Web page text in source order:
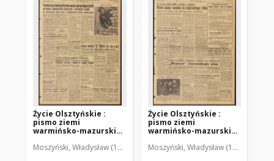
Życie Olsztyńskie :
pismo ziemi
warmińsko-mazurskiej,
Moszyński, Władysław (1922-2001). Red. Mroczkowski, Włodzimierz
Życie Olsztyńskie :
pismo ziemi
warmińsko-mazurskiej,
Moszyński, Władysław (1922-2001).